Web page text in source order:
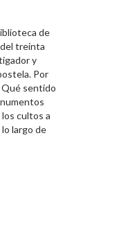
de
treinta
y
Por
sentido
cultos a
largo de